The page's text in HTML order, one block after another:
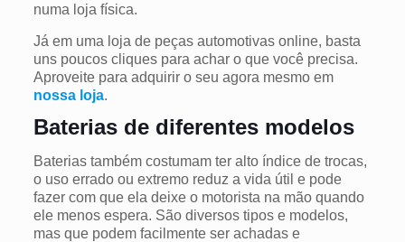
numa loja física.
Já em uma loja de peças automotivas online, basta
uns poucos cliques para achar o que você precisa.
Aproveite para adquirir o seu agora mesmo em
nossa loja.
Baterias de diferentes modelos
Baterias também costumam ter alto índice de trocas,
o uso errado ou extremo reduz a vida útil e pode
fazer com que ela deixe o motorista na mão quando
ele menos espera. São diversos tipos e modelos,
mas que podem facilmente ser achadas e